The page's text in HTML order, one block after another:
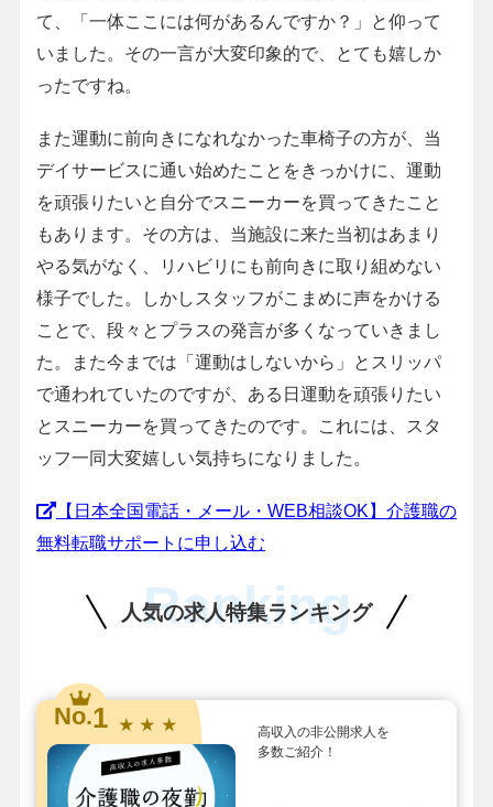
て、「一体ここには何があるんですか？」と仰って
いました。その一言が大変印象的で、とても嬉しか
ったですね。
また運動に前向きになれなかった車椅子の方が、当
デイサービスに通い始めたことをきっかけに、運動
を頑張りたいと自分でスニーカーを買ってきたこと
もあります。その方は、当施設に来た当初はあまり
やる気がなく、リハビリにも前向きに取り組めない
様子でした。しかしスタッフがこまめに声をかける
ことで、段々とプラスの発言が多くなっていきまし
た。また今までは「運動はしないから」とスリッパ
で通われていたのですが、ある日運動を頑張りたい
とスニーカーを買ってきたのです。これには、スタ
ッフ一同大変嬉しい気持ちになりました。
【日本全国電話・メール・WEB相談OK】介護職の
無料転職サポートに申し込む
人気の求人特集ランキング
Ranking
No.1 ★ ★ ★
高収入の非公開求人を
多数ご紹介！